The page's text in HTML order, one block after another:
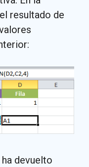
resultado de
devuelto